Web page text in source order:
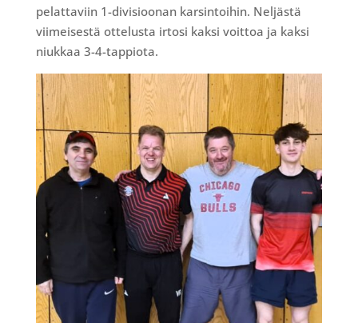
pelattaviin 1-divisioonan karsintoihin. Neljästä
viimeisestä ottelusta irtosi kaksi voittoa ja kaksi
niukkaa 3-4-tappiota.